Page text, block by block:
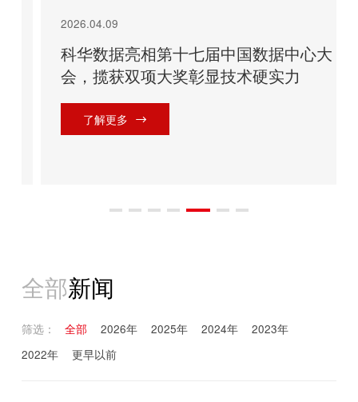
2026.04.09
科华数据亮相第十七届中国数据中心大
会，揽获双项大奖彰显技术硬实力
了解更多
全部新闻
筛选： 全部 2026年 2025年 2024年
2023年
2022年
更早以前